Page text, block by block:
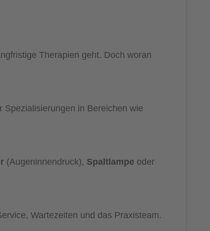
Therapien geht. Doch woran
Spezialisierungen in Bereichen wie
(Augeninnendruck), Spaltlampe oder
Wartezeiten und das Praxisteam.